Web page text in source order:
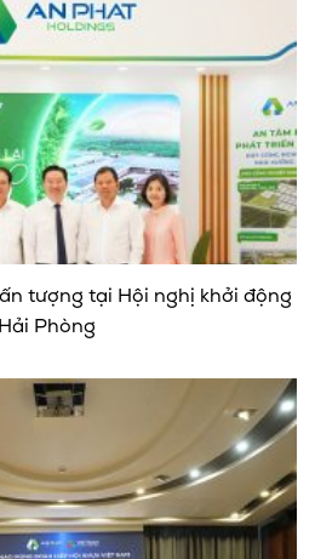
tượng tại Hội nghị khởi động
Phòng